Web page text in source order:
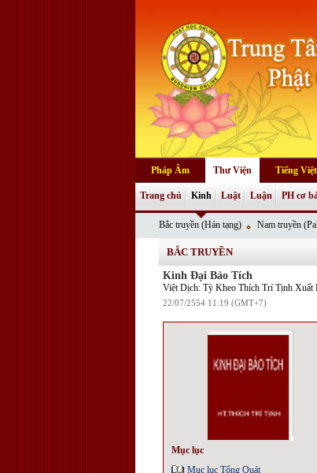
Pháp Âm Thư Viện Tiếng Việt
Trang chủ Kinh
Bắc truyền (Hán tạng) Nam truyền
Luật Luận PH cơ
BẮC TRUYỀN
Kinh Đại Bảo Tích
Việt Dịch: Tỳ Kheo Thích Trí Tịnh
22/07/2554 11:19 (GMT+7)
Mục lục
Mục lục Tổng Quát